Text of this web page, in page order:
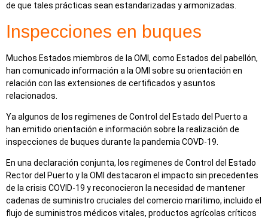
de que tales prácticas sean estandarizadas y armonizadas.
Inspecciones en buques
Muchos Estados miembros de la OMI, como Estados del pabellón,
han comunicado información a la OMI sobre su orientación en
relación con las extensiones de certificados y asuntos
relacionados.
Ya algunos de los regímenes de Control del Estado del Puerto a
han emitido orientación e información sobre la realización de
inspecciones de buques durante la pandemia COVD-19.
En una declaración conjunta, los regímenes de Control del Estado
Rector del Puerto y la OMI destacaron el impacto sin precedentes
de la crisis COVID-19 y reconocieron la necesidad de mantener
cadenas de suministro cruciales del comercio marítimo, incluido el
flujo de suministros médicos vitales, productos agrícolas críticos